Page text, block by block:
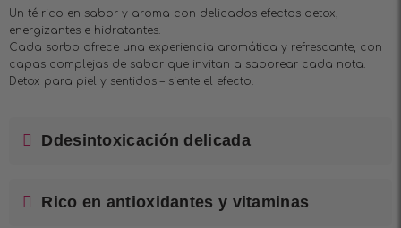
Un té rico en sabor y aroma con delicados efectos detox,
energizantes e hidratantes.
Cada sorbo ofrece una experiencia aromática y refrescante, con
capas complejas de sabor que invitan a saborear cada nota.
Detox para piel y sentidos – siente el efecto.
Ddesintoxicación delicada
Rico en antioxidantes y vitaminas